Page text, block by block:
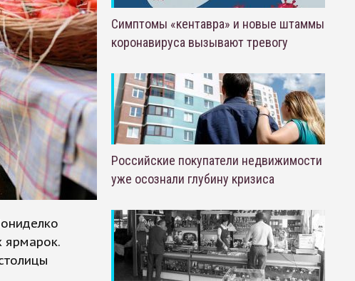
ярмарок.
Симптомы «кентавра» и новые штаммы
коронавируса вызывают тревогу
Российские покупатели недвижимости
уже осознали глубину кризиса